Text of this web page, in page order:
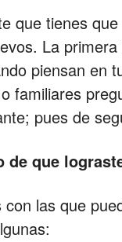
que tienes
La
piensan en
familiares
pues de
de que
las que